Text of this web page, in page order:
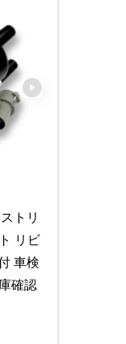
トリ
リビ
車検
確認